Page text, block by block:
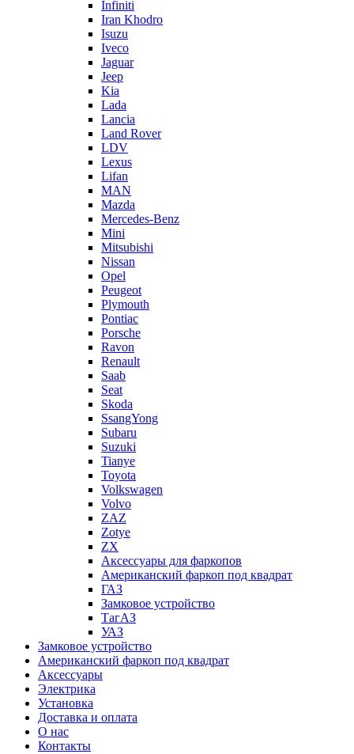
Infiniti
Iran Khodro
Isuzu
Iveco
Jaguar
Jeep
Kia
Lada
Lancia
Land Rover
LDV
Lexus
Lifan
MAN
Mazda
Mercedes-Benz
Mini
Mitsubishi
Nissan
Opel
Peugeot
Plymouth
Pontiac
Porsche
Ravon
Renault
Saab
Seat
Skoda
SsangYong
Subaru
Suzuki
Tianye
Toyota
Volkswagen
Volvo
ZAZ
Zotye
ZX
Аксессуары для фаркопов
Американский фаркоп под квадрат
ГАЗ
Замковое устройство
ТагАЗ
УАЗ
Замковое устройство
Американский фаркоп под квадрат
Аксессуары
Электрика
Установка
Доставка и оплата
О нас
Контакты